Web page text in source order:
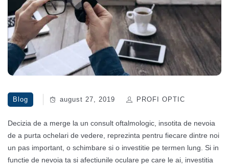
Blog august 27, 2019 PROFI OPTIC
Decizia de a merge la un consult oftalmologic, insotita de nevoia
de a purta ochelari de vedere, reprezinta pentru fiecare dintre noi
un pas important, o schimbare si o investitie pe termen lung. Si in
functie de nevoia ta si afectiunile oculare pe care le ai, investitia